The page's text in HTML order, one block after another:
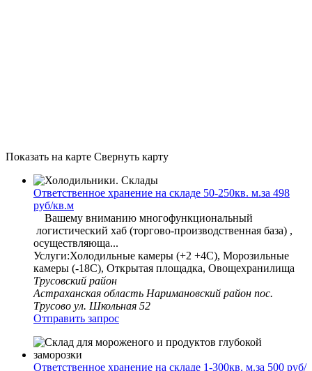
Показать на карте Свернуть карту
Ответственное хранение на складе 50-250кв. м.за 498
руб/кв.м
Вашему вниманию многофункциональный
логистический хаб (торгово-производственная база) ,
осуществляюща...
Услуги:Холодильные камеры (+2 +4С), Морозильные
камеры (-18С), Открытая площадка, Овощехранилища
Трусовский район
Астраханская область Наримановский район пос.
Трусово ул. Школьная 52
Отправить запрос
Ответственное хранение на складе 1-300кв. м.за 500 руб/